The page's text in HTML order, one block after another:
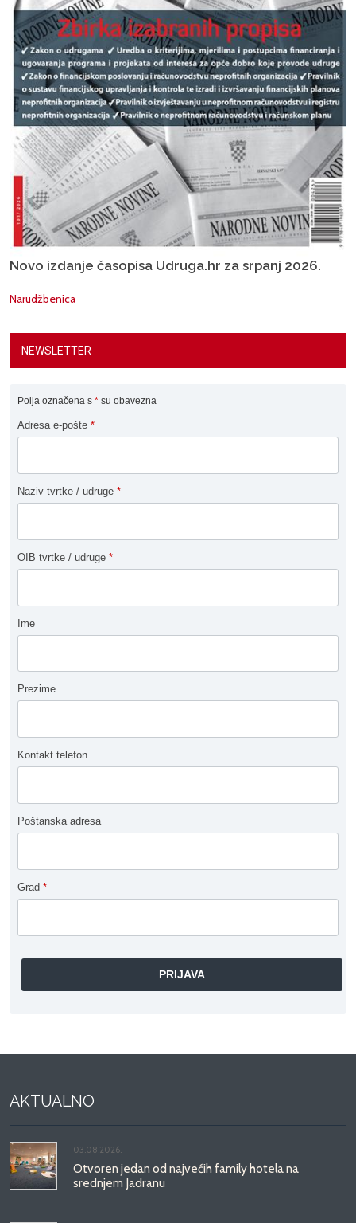
Novo izdanje časopisa Udruga.hr za srpanj 2026.
Narudžbenica
NEWSLETTER
Polja označena s * su obavezna
Adresa e-pošte *
Naziv tvrtke / udruge *
OIB tvrtke / udruge *
Ime
Prezime
Kontakt telefon
Poštanska adresa
Grad *
AKTUALNO
03.08.2026.
Otvoren jedan od najvećih family hotela na
srednjem Jadranu